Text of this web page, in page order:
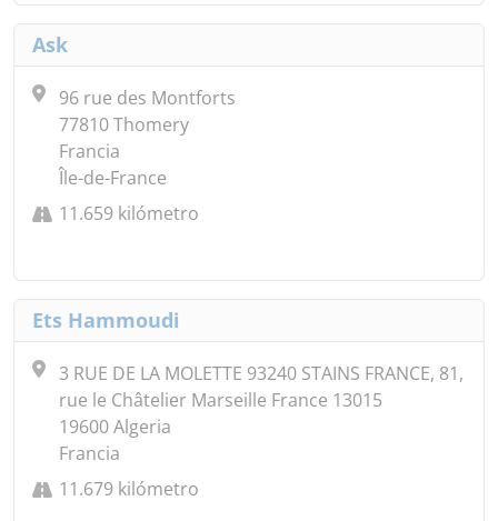
Ask
96 rue des Montforts
77810 Thomery
Francia
Île-de-France
11.659 kilómetro
Ets Hammoudi
3 RUE DE LA MOLETTE 93240 STAINS FRANCE, 81,
rue le Châtelier Marseille France 13015
19600 Algeria
Francia
11.679 kilómetro